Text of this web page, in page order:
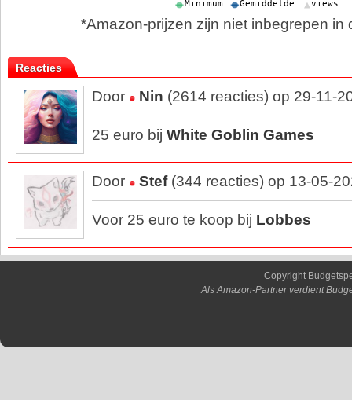
*Amazon-prijzen zijn niet inbegrepen in
Reacties
Door Nin (2614 reacties) op 29-11-
25 euro bij White Goblin Games
Door Stef(344 reacties) op 13-05-
Voor 25 euro te koop bij Lobbes
Copyright
Als Amazon-Partner verdient